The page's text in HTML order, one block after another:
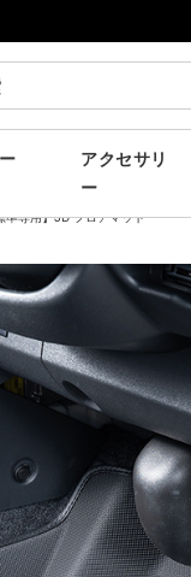
アクセサリ
ー
専用】3D フロアマット